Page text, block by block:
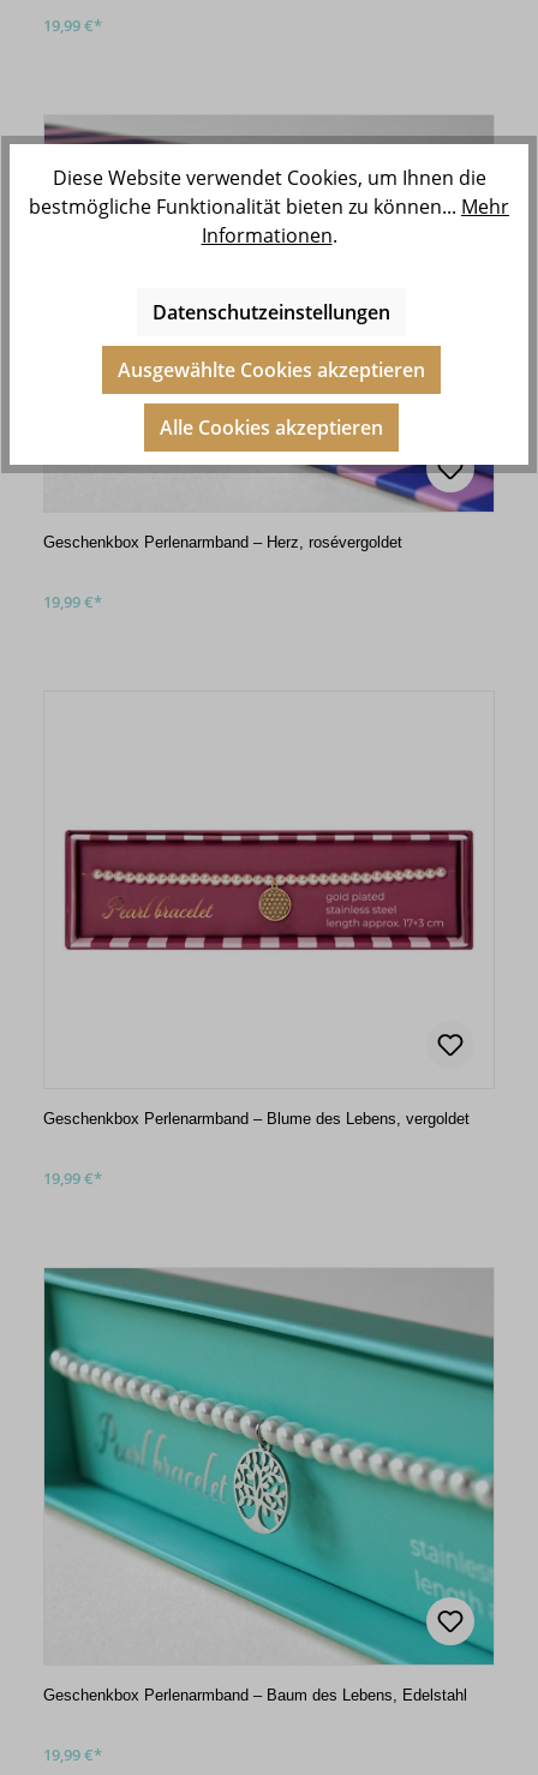
19,99 €*
Geschenkbox Perlenarmband – Herz, rosévergoldet
19,99 €*
Geschenkbox Perlenarmband – Blume des Lebens, vergoldet
19,99 €*
Geschenkbox Perlenarmband – Baum des Lebens, Edelstahl
19,99 €*
Diese Website verwendet Cookies, um Ihnen die
bestmögliche Funktionalität bieten zu können... Mehr
Informationen.
Datenschutzeinstellungen
Ausgewählte Cookies akzeptieren
Alle Cookies akzeptieren